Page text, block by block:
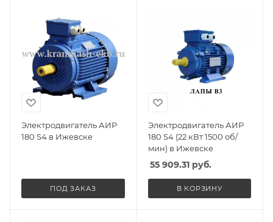
Электродвигатель АИР
180 S4 в Ижевске
ПОД ЗАКАЗ
Электродвигатель АИР
180 S4 (22 кВт 1500 об/
мин) в Ижевске
55 909.31руб.
В КОРЗИНУ